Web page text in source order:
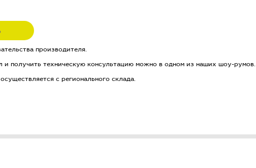
производителя.
и получить техническую консультацию можно в одном из наших шоу-румов.
с регионального склада.